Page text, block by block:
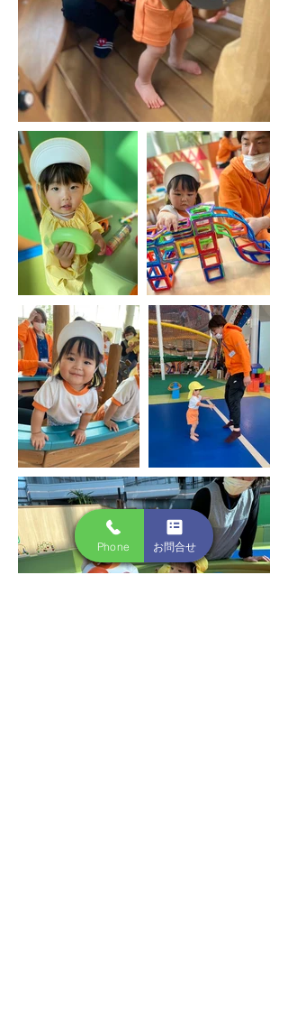
Phone お問合せ